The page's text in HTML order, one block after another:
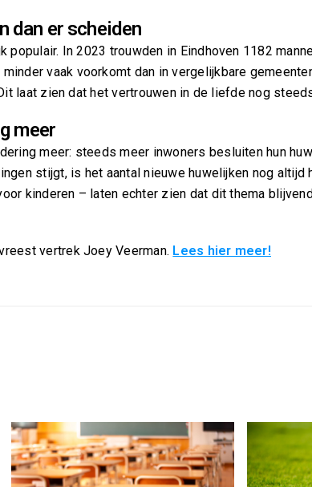
dan er scheiden
populair. In 2023 trouwden in Eindhoven 1182
vaak voorkomt dan in vergelijkbare
laat zien dat het vertrouwen in de liefde nog
meer
meer: steeds meer inwoners besluiten hun
stijgt, is het aantal nieuwe huwelijken nog altijd
kinderen – laten echter zien dat dit thema
vertrek Joey Veerman. Lees hier meer!